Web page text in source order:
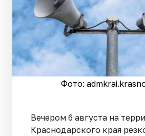
Фото:
Вечером 6 августа на
Краснодарского края